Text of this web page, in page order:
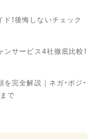
！後悔しないチェック
ンサービス4社徹底比較！
完全解説｜ネガ・ポジ・
で